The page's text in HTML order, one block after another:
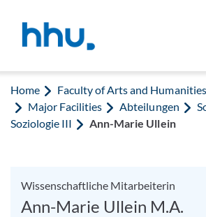
Home Faculty of Arts and Humanities
Major Facilities
Abteilungen
Soziologie III
Ann-Marie Ullein
Wissenschaftliche Mitarbeiterin
Ann-Marie Ullein M.A.